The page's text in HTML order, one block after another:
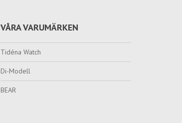
VÅRA VARUMÄRKEN
Tidéna Watch
Di-Modell
BEAR